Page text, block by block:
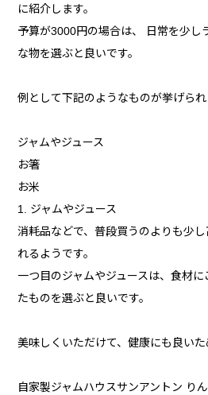
に紹介します。
予算が3000円の場合は、 日常を少し
な物を選ぶと良いです。
例として下記のようなものが挙げられ
ジャムやジュース
お箸
お米
1. ジャムやジュース
消耗品などで、普段買うのよりも少
れるようです。
一つ目のジャムやジュースは、食材
たものを選ぶと良いです。
美味しくいただけて、健康にも良いた
自家製ジャムハウスサンアントン り